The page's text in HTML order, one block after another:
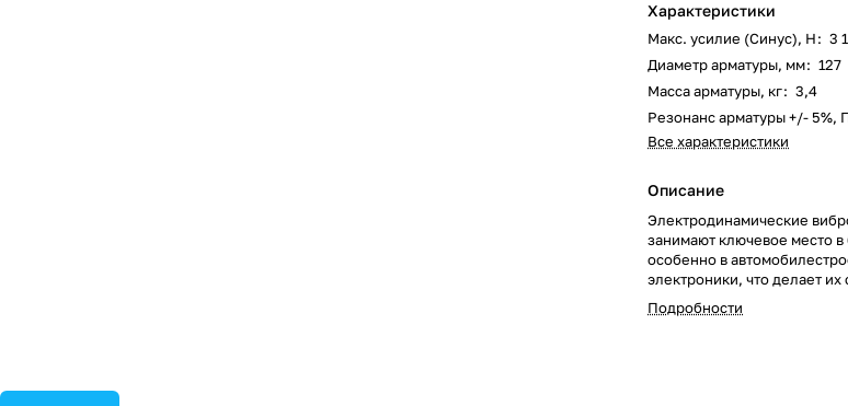
Характеристики
Макс. усилие (Синус), Н: 3
Диаметр арматуры, мм: 127
Масса арматуры, кг: 3,4
Резонанс арматуры +/- 5%,
Все характеристики
Описание
Электродинамические
занимают ключевое место
особенно в
электроники, что делает
решением на рынке
Подробности